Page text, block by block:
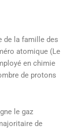
de la famille des
atomique (Le
en chimie
de protons
le gaz
de